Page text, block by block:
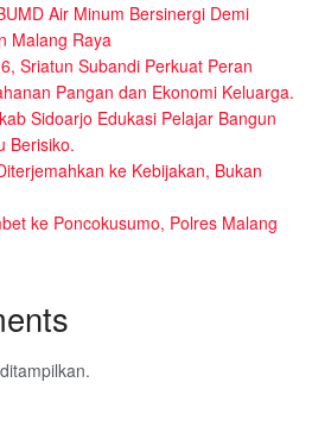
Air Minum Bersinergi Demi
Malang Raya
Sriatun Subandi Perkuat Peran
Pangan dan Ekonomi Keluarga.
Sidoarjo Edukasi Pelajar Bangun
Berisiko.
ke Kebijakan, Bukan
ke Poncokusumo, Polres Malang